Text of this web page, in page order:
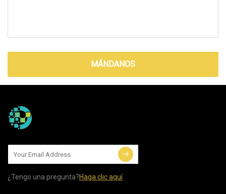
MÁNDANOS
¿Tengo una pregunta?Haga clic aquí